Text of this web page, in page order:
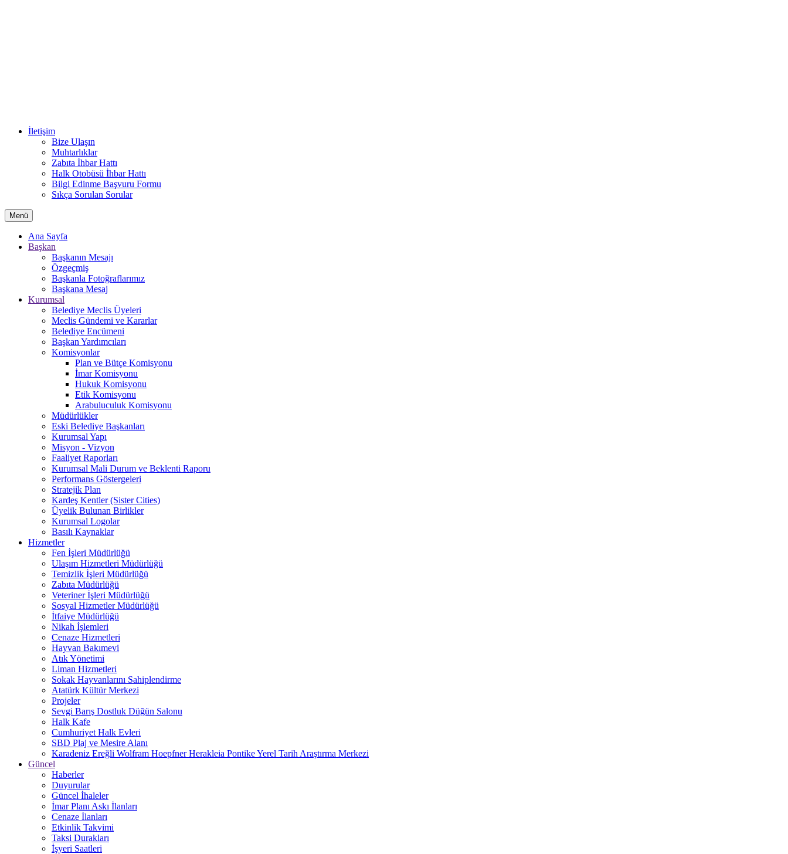
İletişim
Bize Ulaşın
Muhtarlıklar
Zabıta İhbar Hattı
Halk Otobüsü İhbar Hattı
Bilgi Edinme Başvuru Formu
Sıkça Sorulan Sorular
Menü
Ana Sayfa
Başkan
Başkanın Mesajı
Özgeçmiş
Başkanla Fotoğraflarımız
Başkana Mesaj
Kurumsal
Belediye Meclis Üyeleri
Meclis Gündemi ve Kararlar
Belediye Encümeni
Başkan Yardımcıları
Komisyonlar
Plan ve Bütçe Komisyonu
İmar Komisyonu
Hukuk Komisyonu
Etik Komisyonu
Arabuluculuk Komisyonu
Müdürlükler
Eski Belediye Başkanları
Kurumsal Yapı
Misyon - Vizyon
Faaliyet Raporları
Kurumsal Mali Durum ve Beklenti Raporu
Performans Göstergeleri
Stratejik Plan
Kardeş Kentler (Sister Cities)
Üyelik Bulunan Birlikler
Kurumsal Logolar
Basılı Kaynaklar
Hizmetler
Fen İşleri Müdürlüğü
Ulaşım Hizmetleri Müdürlüğü
Temizlik İşleri Müdürlüğü
Zabıta Müdürlüğü
Veteriner İşleri Müdürlüğü
Sosyal Hizmetler Müdürlüğü
İtfaiye Müdürlüğü
Nikah İşlemleri
Cenaze Hizmetleri
Hayvan Bakımevi
Atık Yönetimi
Liman Hizmetleri
Sokak Hayvanlarını Sahiplendirme
Atatürk Kültür Merkezi
Projeler
Sevgi Barış Dostluk Düğün Salonu
Halk Kafe
Cumhuriyet Halk Evleri
SBD Plaj ve Mesire Alanı
Karadeniz Ereğli Wolfram Hoepfner Herakleia Pontike Yerel Tarih Araştırma Merkezi
Güncel
Haberler
Duyurular
Güncel İhaleler
İmar Planı Askı İlanları
Cenaze İlanları
Etkinlik Takvimi
Taksi Durakları
İşyeri Saatleri